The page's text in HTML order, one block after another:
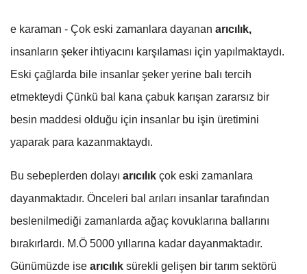
e karaman - Çok eski zamanlara dayanan arıcılık,
insanların şeker ihtiyacını karşılaması için yapılmaktaydı.
Eski çağlarda bile insanlar şeker yerine balı tercih
etmekteydi Çünkü bal kana çabuk karışan zararsız bir
besin maddesi olduğu için insanlar bu işin üretimini
yaparak para kazanmaktaydı.
Bu sebeplerden dolayı arıcılık çok eski zamanlara
dayanmaktadır. Önceleri bal arıları insanlar tarafından
beslenilmediği zamanlarda ağaç kovuklarına ballarını
bırakırlardı. M.Ö 5000 yıllarına kadar dayanmaktadır.
Günümüzde ise arıcılık sürekli gelişen bir tarım sektörü